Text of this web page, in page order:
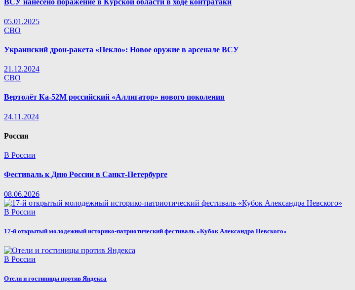
ВСУ нанесено поражение в Курской области в ходе контратаки
05.01.2025
СВО
Украинский дрон-ракета «Пекло»: Новое оружие в арсенале ВСУ
21.12.2024
СВО
Вертолёт Ка-52М российский «Аллигатор» нового поколения
24.11.2024
Россия
В России
Фестиваль к Дню России в Санкт-Петербурге
08.06.2026
В России
17-й открытый молодежный историко-патриотический фестиваль «Кубок Александра Невского»
В России
Отели и гостиницы против Яндекса